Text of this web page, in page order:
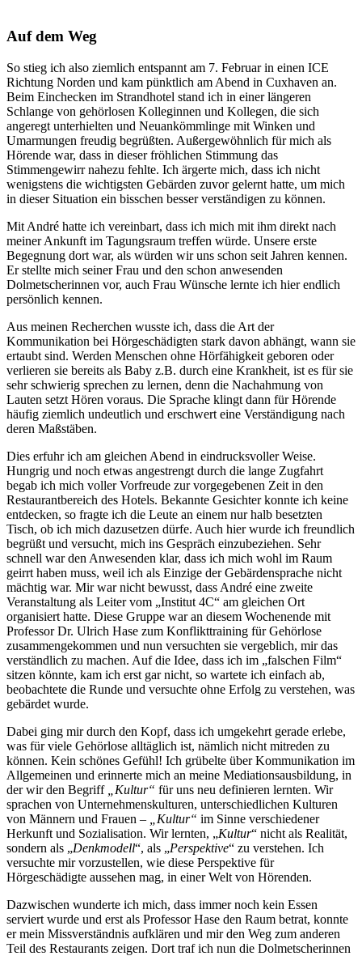
Auf dem Weg
So stieg ich also ziemlich entspannt am 7. Februar in einen ICE
Richtung Norden und kam pünktlich am Abend in Cuxhaven an.
Beim Einchecken im Strandhotel stand ich in einer längeren
Schlange von gehörlosen Kolleginnen und Kollegen, die sich
angeregt unterhielten und Neuankömmlinge mit Winken und
Umarmungen freudig begrüßten. Außergewöhnlich für mich als
Hörende war, dass in dieser fröhlichen Stimmung das
Stimmengewirr nahezu fehlte. Ich ärgerte mich, dass ich nicht
wenigstens die wichtigsten Gebärden zuvor gelernt hatte, um mich
in dieser Situation ein bisschen besser verständigen zu können.
Mit André hatte ich vereinbart, dass ich mich mit ihm direkt nach
meiner Ankunft im Tagungsraum treffen würde. Unsere erste
Begegnung dort war, als würden wir uns schon seit Jahren kennen.
Er stellte mich seiner Frau und den schon anwesenden
Dolmetscherinnen vor, auch Frau Wünsche lernte ich hier endlich
persönlich kennen.
Aus meinen Recherchen wusste ich, dass die Art der
Kommunikation bei Hörgeschädigten stark davon abhängt, wann sie
ertaubt sind. Werden Menschen ohne Hörfähigkeit geboren oder
verlieren sie bereits als Baby z.B. durch eine Krankheit, ist es für sie
sehr schwierig sprechen zu lernen, denn die Nachahmung von
Lauten setzt Hören voraus. Die Sprache klingt dann für Hörende
häufig ziemlich undeutlich und erschwert eine Verständigung nach
deren Maßstäben.
Dies erfuhr ich am gleichen Abend in eindrucksvoller Weise.
Hungrig und noch etwas angestrengt durch die lange Zugfahrt
begab ich mich voller Vorfreude zur vorgegebenen Zeit in den
Restaurantbereich des Hotels. Bekannte Gesichter konnte ich keine
entdecken, so fragte ich die Leute an einem nur halb besetzten
Tisch, ob ich mich dazusetzen dürfe. Auch hier wurde ich freundlich
begrüßt und versucht, mich ins Gespräch einzubeziehen. Sehr
schnell war den Anwesenden klar, dass ich mich wohl im Raum
geirrt haben muss, weil ich als Einzige der Gebärdensprache nicht
mächtig war. Mir war nicht bewusst, dass André eine zweite
Veranstaltung als Leiter vom „Institut 4C“ am gleichen Ort
organisiert hatte. Diese Gruppe war an diesem Wochenende mit
Professor Dr. Ulrich Hase zum Konflikttraining für Gehörlose
zusammengekommen und nun versuchten sie vergeblich, mir das
verständlich zu machen. Auf die Idee, dass ich im „falschen Film“
sitzen könnte, kam ich erst gar nicht, so wartete ich einfach ab,
beobachtete die Runde und versuchte ohne Erfolg zu verstehen, was
gebärdet wurde.
Dabei ging mir durch den Kopf, dass ich umgekehrt gerade erlebe,
was für viele Gehörlose alltäglich ist, nämlich nicht mitreden zu
können. Kein schönes Gefühl! Ich grübelte über Kommunikation im
Allgemeinen und erinnerte mich an meine Mediationsausbildung, in
der wir den Begriff
„Kultur“ für uns neu definieren lernten. Wir
sprachen von Unternehmenskulturen, unterschiedlichen Kulturen
von Männern und Frauen –
„Kultur“ im Sinne verschiedener
Herkunft und Sozialisation. Wir lernten, „Kultur“ nicht als Realität,
sondern als „Denkmodell“, als „Perspektive“ zu verstehen. Ich
versuchte mir vorzustellen, wie diese Perspektive für
Hörgeschädigte aussehen mag, in einer Welt von Hörenden.
Dazwischen wunderte ich mich, dass immer noch kein Essen
serviert wurde und erst als Professor Hase den Raum betrat, konnte
er mein Missverständnis aufklären und mir den Weg zum anderen
Teil des Restaurants zeigen. Dort traf ich nun die Dolmetscherinnen